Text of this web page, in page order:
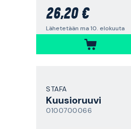
26,20 €
Lähetetään ma 10. elokuuta
STAFA
Kuusioruuvi
0100700066